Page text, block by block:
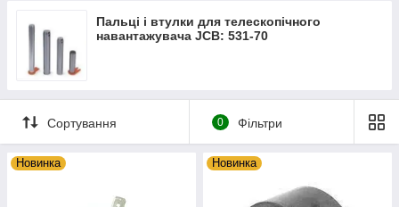
Пальці і втулки для телескопічного
навантажувача JCB: 531-70
Сортування 0 Фільтри
Новинка Новинка